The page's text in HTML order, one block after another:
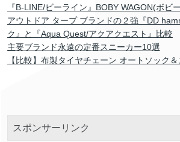
『B-LINE/ビーライン』BOBY WAGON(ボビ
アウトドア タープ ブランドの２強『DD
ク』と『Aqua Quest/アクアクエスト』比較
主要ブランド永遠の定番スニーカー10選
【比較】布製タイヤチェーン オートソック
スポンサーリンク